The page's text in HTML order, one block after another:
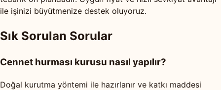
ile işinizi büyütmenize destek oluyoruz.
Sık Sorulan Sorular
Cennet hurması kurusu nasıl yapılır?
Doğal kurutma yöntemi ile hazırlanır ve katkı maddesi